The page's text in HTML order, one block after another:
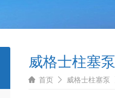
威格士柱塞泵
首页 威格士柱塞泵